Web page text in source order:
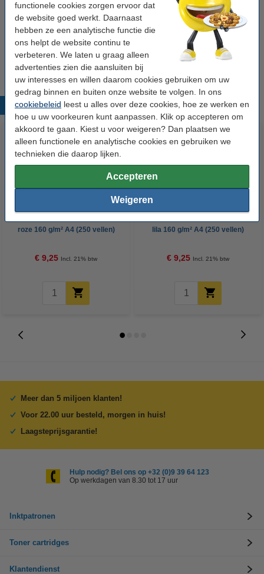
functionele cookies zorgen ervoor dat
de website goed werkt. Daarnaast
hebben ze een analytische functie die
ons helpt de website continu te
verbeteren. We laten u graag alleen
advertenties zien die aansluiten bij
uw interesses en willen daarom cookies gebruiken om uw
gedrag binnen en buiten onze website te volgen. In ons
cookiebeleid leest u alles over deze cookies, hoe ze werken en
hoe u uw voorkeuren kunt aanpassen. Klik op accepteren om
akkoord te gaan. Kiest u voor weigeren? Dan plaatsen we
alleen functionele en analytische cookies en gebruiken we
technieken die daarop lijken.
Accepteren
Weigeren
Papierformaat: A4
Aantal vellen: 250 vellen
Ons artikelnr: 250241
Populaire producten
roze 160 g/m² A4 (250 vellen)
€ 9,25 Incl. 21% btw
lila 160 g/m² A4 (250 vellen)
€ 9,25 Incl. 21% btw
Meer dan 5 miljoen klanten!
Voor 22.00 uur besteld, morgen in huis!
Laagsteprijsgarantie!
Hulp nodig? Bel ons op +32 (0)9 39 64 123
Op werkdagen van 8.30 tot 17 uur
Inktpatronen
Toner cartridges
Klantendienst